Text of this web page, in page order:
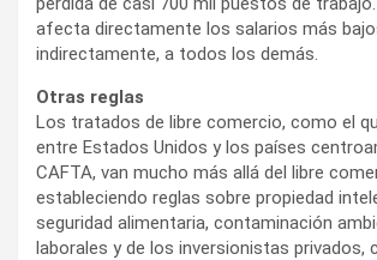
afecta directamente los salarios más
indirectamente, a todos los demás.
Otras reglas
Los tratados de libre comercio, como el
entre Estados Unidos y los países
CAFTA, van mucho más allá del libre
estableciendo reglas sobre propiedad
seguridad alimentaria, contaminación
laborales y de los inversionistas privados,